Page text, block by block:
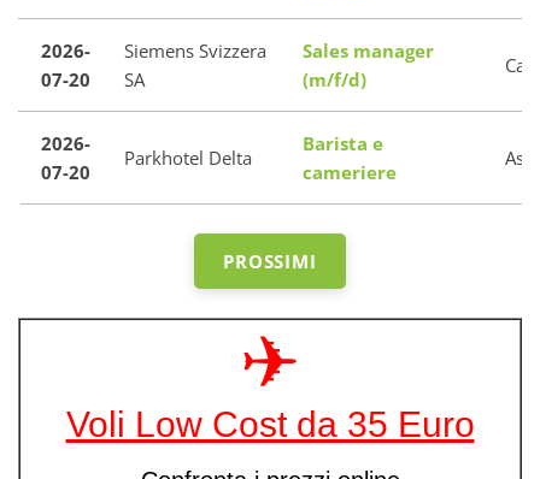
2026-
07-20
Siemens Svizzera
SA
Sales manager
(m/f/d)
2026-
07-20
Parkhotel Delta
Barista e
cameriere
PROSSIMI